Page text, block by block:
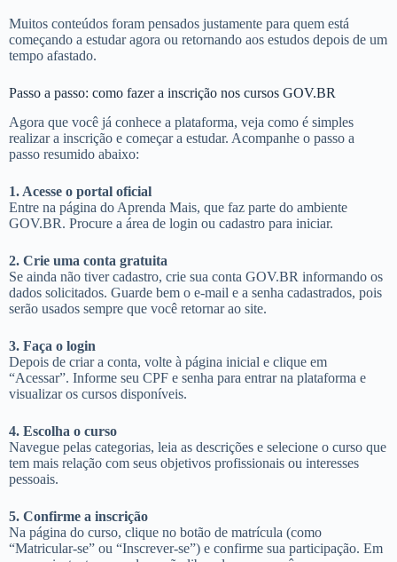
Muitos conteúdos foram pensados justamente para quem está
começando a estudar agora ou retornando aos estudos depois de um
tempo afastado.
Passo a passo: como fazer a inscrição nos cursos GOV.BR
Agora que você já conhece a plataforma, veja como é simples
realizar a inscrição e começar a estudar. Acompanhe o passo a
passo resumido abaixo:
1. Acesse o portal oficial
Entre na página do Aprenda Mais, que faz parte do ambiente
GOV.BR. Procure a área de login ou cadastro para iniciar.
2. Crie uma conta gratuita
Se ainda não tiver cadastro, crie sua conta GOV.BR informando os
dados solicitados. Guarde bem o e-mail e a senha cadastrados, pois
serão usados sempre que você retornar ao site.
3. Faça o login
Depois de criar a conta, volte à página inicial e clique em
“Acessar”. Informe seu CPF e senha para entrar na plataforma e
visualizar os cursos disponíveis.
4. Escolha o curso
Navegue pelas categorias, leia as descrições e selecione o curso que
tem mais relação com seus objetivos profissionais ou interesses
pessoais.
5. Confirme a inscrição
Na página do curso, clique no botão de matrícula (como
“Matricular-se” ou “Inscrever-se”) e confirme sua participação. Em